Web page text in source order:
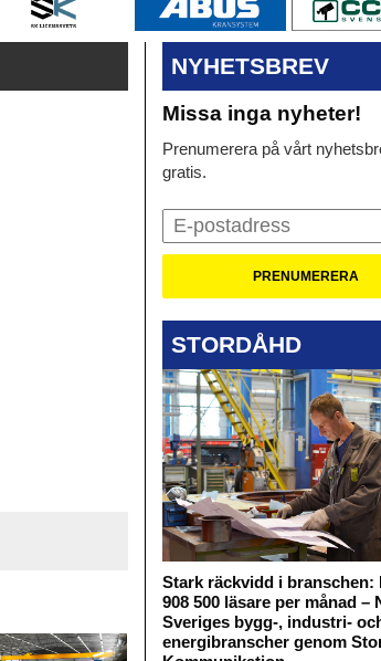
NYHETSBREV
Missa inga nyheter!
Prenumerera på vårt
gratis.
STORDÅHD
Stark räckvidd i branschen:
908 500 läsare per månad –
Sveriges bygg-, industri-
energibranscher genom